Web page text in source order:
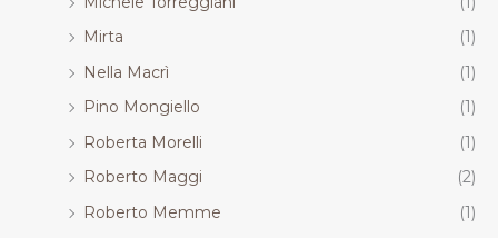
Mirta
(1)
Nella Macrì
(1)
Pino Mongiello
(1)
Roberta Morelli
(1)
Roberto Maggi
(2)
Roberto Memme
(1)